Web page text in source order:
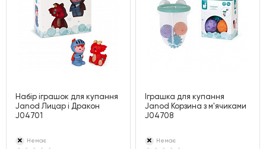
Набір іграшок для купання
Janod Лицар і Дракон
J04701
Немає
Іграшка для купання
Janod Корзина з м'ячиками
J04708
Немає